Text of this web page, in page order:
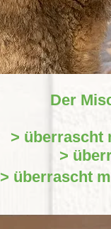
Der
> überrascht
>
> überrascht